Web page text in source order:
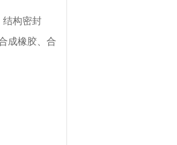
结构密封
成橡胶、合